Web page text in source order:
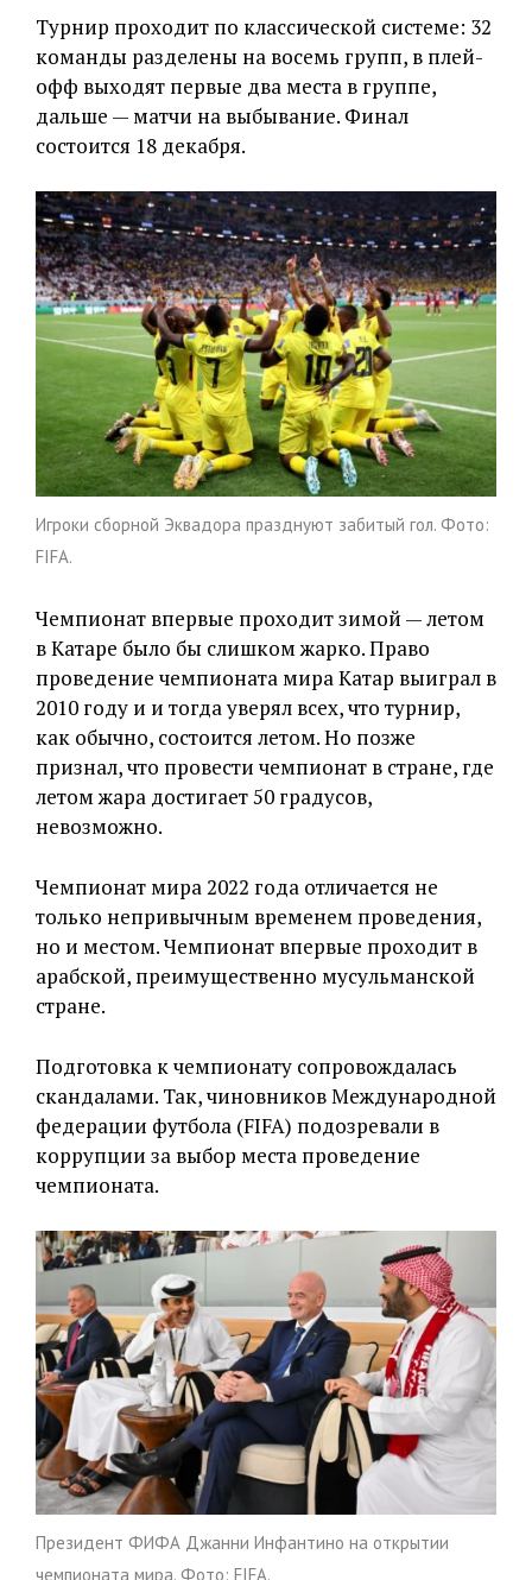
Турнир проходит по классической системе: 32
команды разделены на восемь групп, в плей-
офф выходят первые два места в группе,
дальше — матчи на выбывание. Финал
состоится 18 декабря.
Игроки сборной Эквадора празднуют забитый гол. Фото:
FIFA.
Чемпионат впервые проходит зимой — летом
в Катаре было бы слишком жарко. Право
проведение чемпионата мира Катар выиграл в
2010 году и и тогда уверял всех, что турнир,
как обычно, состоится летом. Но позже
признал, что провести чемпионат в стране, где
летом жара достигает 50 градусов,
невозможно.
Чемпионат мира 2022 года отличается не
только непривычным временем проведения,
но и местом. Чемпионат впервые проходит в
арабской, преимущественно мусульманской
стране.
Подготовка к чемпионату сопровождалась
скандалами. Так, чиновников Международной
федерации футбола (FIFA) подозревали в
коррупции за выбор места проведение
чемпионата.
Президент ФИФА Джанни Инфантино на открытии
чемпионата мира. Фото: FIFA.